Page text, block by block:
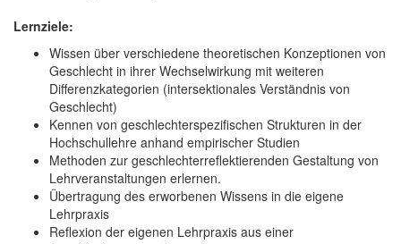
Lernziele:
Wissen über verschiedene theoretischen Konzeptionen von
Geschlecht in ihrer Wechselwirkung mit weiteren
Differenzkategorien (intersektionales Verständnis von
Geschlecht)
Kennen von geschlechterspezifischen Strukturen in der
Hochschullehre anhand empirischer Studien
Methoden zur geschlechterreflektierenden Gestaltung von
Lehrveranstaltungen erlernen.
Übertragung des erworbenen Wissens in die eigene
Lehrpraxis
Reflexion der eigenen Lehrpraxis aus einer